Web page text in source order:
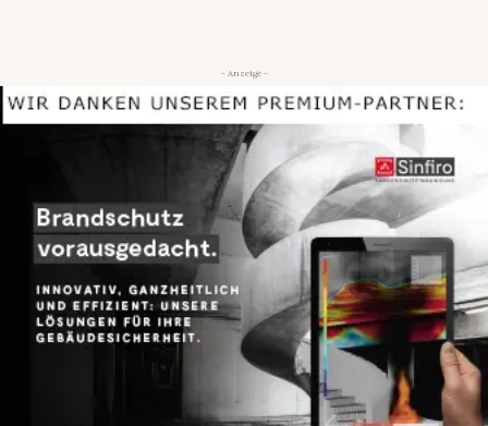
- Anzeige -